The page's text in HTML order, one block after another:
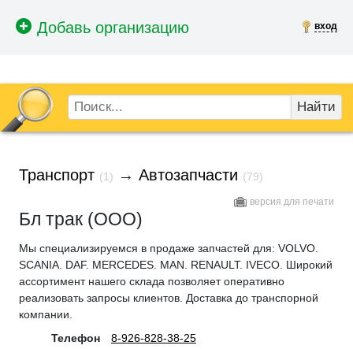
вход
Найти
Транспорт (1) → Автозапчасти (79)
версия для печати
Бл трак (ООО)
Мы специализируемся в продаже запчастей для: VOLVO.
SCANIA. DAF. MERCEDES. MAN. RENAULT. IVECO. Широкий
ассортимент нашего склада позволяет оперативно
реализовать запросы клиентов. Доставка до транспорной
компании.
Телефон
8-926-828-38-25